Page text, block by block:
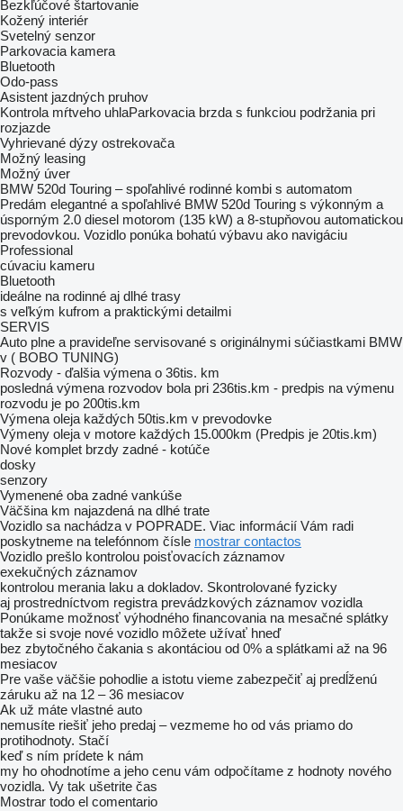
Bezkľúčové štartovanie
Kožený interiér
Svetelný senzor
Parkovacia kamera
Bluetooth
Odo-pass
Asistent jazdných pruhov
Kontrola mŕtveho uhlaParkovacia brzda s funkciou podržania pri
rozjazde
Vyhrievané dýzy ostrekovača
Možný leasing
Možný úver
BMW 520d Touring – spoľahlivé rodinné kombi s automatom
Predám elegantné a spoľahlivé BMW 520d Touring s výkonným a
úsporným 2.0 diesel motorom (135 kW) a 8-stupňovou automatickou
prevodovkou. Vozidlo ponúka bohatú výbavu ako navigáciu
Professional
cúvaciu kameru
Bluetooth
ideálne na rodinné aj dlhé trasy
s veľkým kufrom a praktickými detailmi
SERVIS
Auto plne a pravideľne servisované s originálnymi súčiastkami BMW
v ( BOBO TUNING)
Rozvody - ďalšia výmena o 36tis. km
posledná výmena rozvodov bola pri 236tis.km - predpis na výmenu
rozvodu je po 200tis.km
Výmena oleja každých 50tis.km v prevodovke
Výmeny oleja v motore každých 15.000km (Predpis je 20tis.km)
Nové komplet brzdy zadné - kotúče
dosky
senzory
Vymenené oba zadné vankúše
Väčšina km najazdená na dlhé trate
Vozidlo sa nachádza v POPRADE. Viac informácií Vám radi
poskytneme na telefónnom čísle mostrar contactos
Vozidlo prešlo kontrolou poisťovacích záznamov
exekučných záznamov
kontrolou merania laku a dokladov. Skontrolované fyzicky
aj prostredníctvom registra prevádzkových záznamov vozidla
Ponúkame možnosť výhodného financovania na mesačné splátky
takže si svoje nové vozidlo môžete užívať hneď
bez zbytočného čakania s akontáciou od 0% a splátkami až na 96
mesiacov
Pre vaše väčšie pohodlie a istotu vieme zabezpečiť aj predĺženú
záruku až na 12 – 36 mesiacov
Ak už máte vlastné auto
nemusíte riešiť jeho predaj – vezmeme ho od vás priamo do
protihodnoty. Stačí
keď s ním prídete k nám
my ho ohodnotíme a jeho cenu vám odpočítame z hodnoty nového
vozidla. Vy tak ušetrite čas
Mostrar todo el comentario